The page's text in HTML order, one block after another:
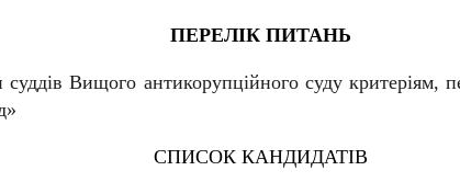
ПЕРЕЛІК ПИТАНЬ
суддів Вищого антикорупційного суду критеріям,
СПИСОК КАНДИДАТІВ